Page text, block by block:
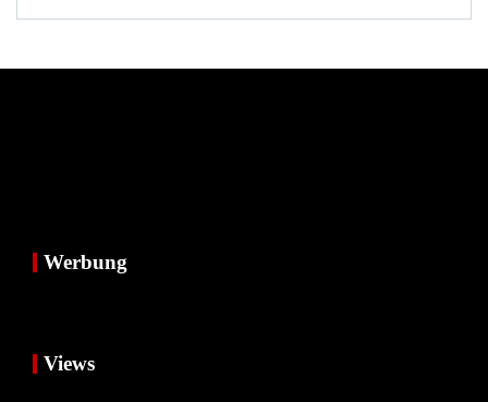
Werbung
Views